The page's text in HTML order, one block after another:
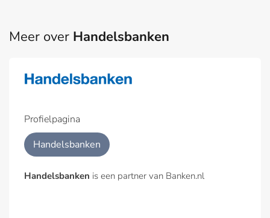
Meer over Handelsbanken
Profielpagina
Handelsbanken
Handelsbanken is een partner van Banken.nl